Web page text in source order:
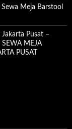
Sewa Meja Barstool
Pusat –
SEWA MEJA
PUSAT